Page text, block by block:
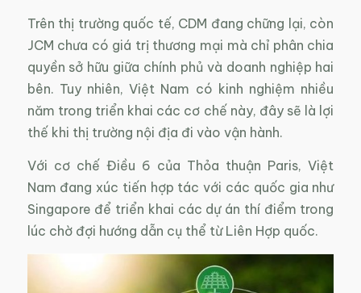
Trên thị trường quốc tế, CDM đang chững lại, còn
JCM chưa có giá trị thương mại mà chỉ phân chia
quyền sở hữu giữa chính phủ và doanh nghiệp hai
bên. Tuy nhiên, Việt Nam có kinh nghiệm nhiều
năm trong triển khai các cơ chế này, đây sẽ là lợi
thế khi thị trường nội địa đi vào vận hành.
Với cơ chế Điều 6 của Thỏa thuận Paris, Việt
Nam đang xúc tiến hợp tác với các quốc gia như
Singapore để triển khai các dự án thí điểm trong
lúc chờ đợi hướng dẫn cụ thể từ Liên Hợp quốc.